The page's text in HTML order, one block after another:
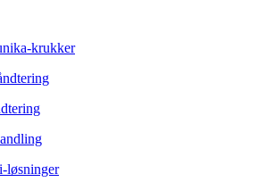
krukker
løsninger